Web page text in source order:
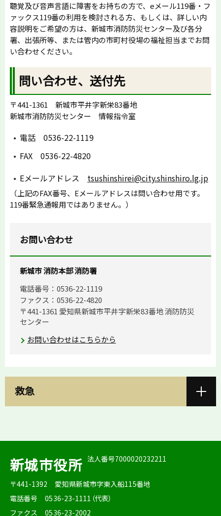
聴覚及び音声言語に障害をお持ちの方で、eメール119番・フ
ァックス119番の利用を検討される方、もしくは、詳しい内
容説明をご希望の方は、新城市消防防災センター及び各分
署、出張所等、または管内の市町村役場の福祉担当までお問
い合わせください。
問い合わせ、送付先
〒441-1361 新城市平井字新栄83番地
新城市消防防災センター 情報指令室
電話 0536-22-1119
FAX 0536-22-4820
Eメールアドレス tsushinshirei@city.shinshiro.lg.jp
（上記のFAX番号、Eメールアドレスは問い合わせ用です。
119番緊急通報用ではありません。）
お問い合わせ
新城市 消防本部 消防署
電話番号：0536-22-1119
ファクス：0536-22-4820
〒441-1361 愛知県新城市平井字新栄83番地 消防防災
センター
お問い合わせはこちらから
救急
新城市役所 法人番号7000020232211
〒441-1392
愛知県新城市字東入船115番地
電話番号
0536-23-1111（代表）
ファクス
0536-23-2002